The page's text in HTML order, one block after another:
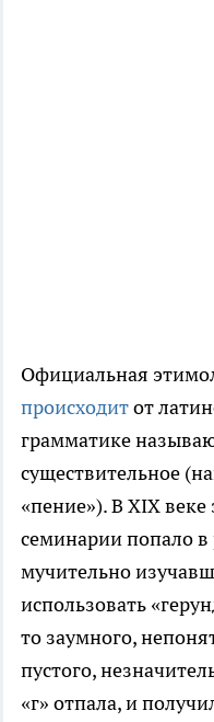
Официальная
происходитот
грамматике
существительное
«пение»). В XIX веке
семинарии попало в
мучительно
использовать
то заумного,
пустого,
«г» отпала, и